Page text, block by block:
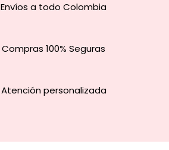
Envíos a todo Colombia
Compras 100% Seguras
Atención personalizada